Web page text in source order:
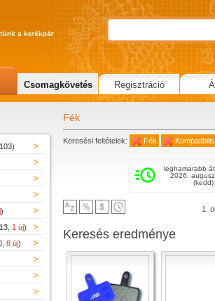
)
1 új)
8 új)
Fék
Keresési feltételek: Fék
leghamarabb
2026.
(kedd)
1.
Keresés eredménye
Csomagkövetés Regisztráció